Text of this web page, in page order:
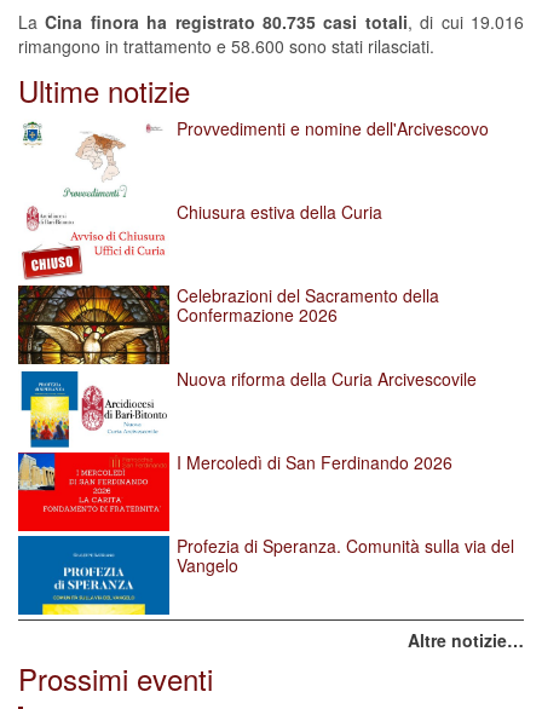
LaCina finora ha registrato 80.735 casi totali, di cui 19.016
rimangono in trattamento e 58.600 sono stati rilasciati.
Ultime notizie
Provvedimenti e nomine dell'Arcivescovo
Chiusura estiva della Curia
Celebrazioni del Sacramento della
Confermazione 2026
Nuova riforma della Curia Arcivescovile
I Mercoledì di San Ferdinando 2026
Profezia di Speranza. Comunità sulla via del
Vangelo
Altre notizie…
Prossimi eventi